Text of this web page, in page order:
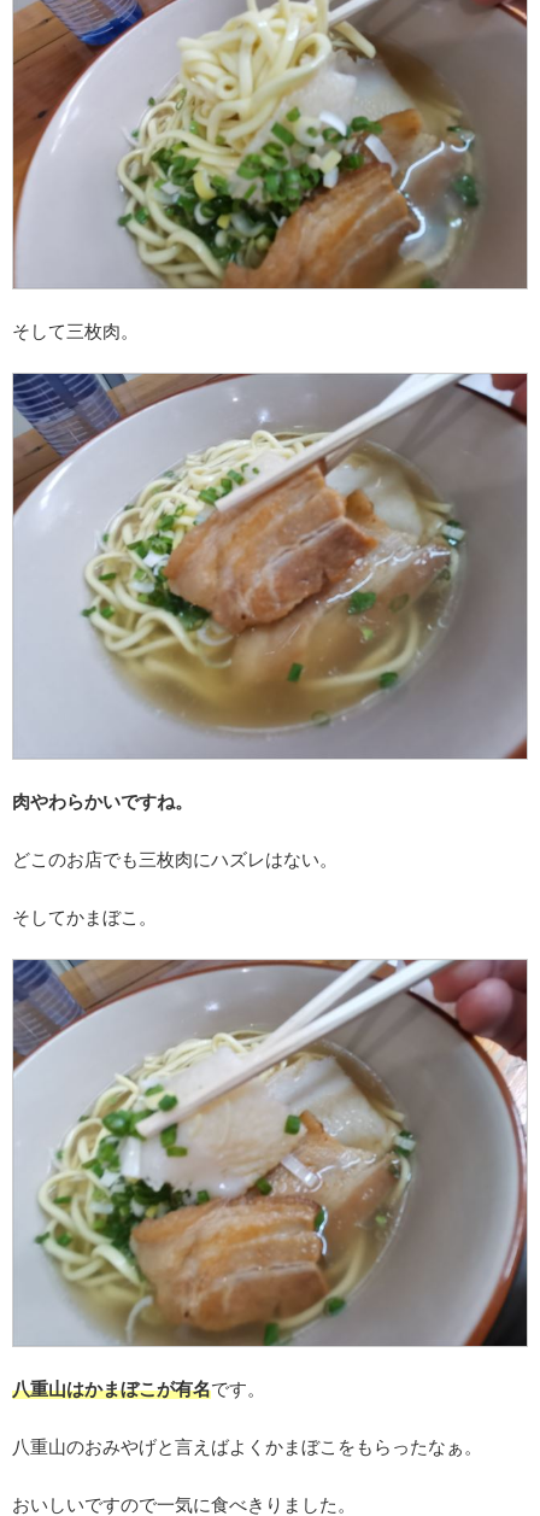
そして三枚肉。
肉やわらかいですね。
どこのお店でも三枚肉にハズレはない。
そしてかまぼこ。
八重山はかまぼこが有名です。
八重山のおみやげと言えばよくかまぼこをもらったなぁ。
おいしいですので一気に食べきりました。